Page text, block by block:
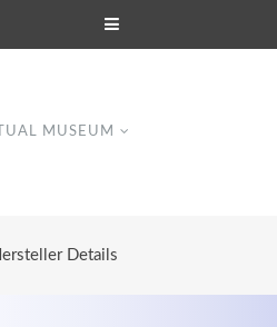
MUSEUM
Details